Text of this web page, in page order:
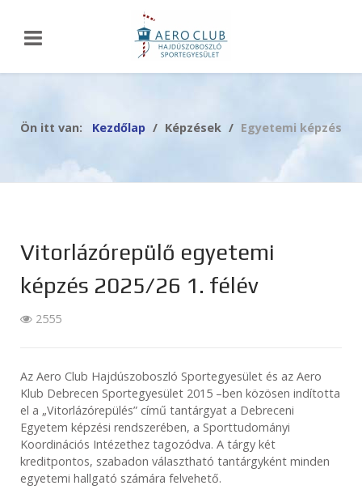
Ön itt van: Kezdőlap Képzések Egyetemi képzés
Vitorlázórepülő egyetemi
képzés 2025/26 1. félév
2555
Az Aero Club Hajdúszoboszló Sportegyesület és az Aero
Klub Debrecen Sportegyesület 2015 –ben közösen indította
el a „Vitorlázórepülés” című tantárgyat a Debreceni
Egyetem képzési rendszerében, a Sporttudományi
Koordinációs Intézethez tagozódva. A tárgy két
kreditpontos, szabadon választható tantárgyként minden
egyetemi hallgató számára felvehető.